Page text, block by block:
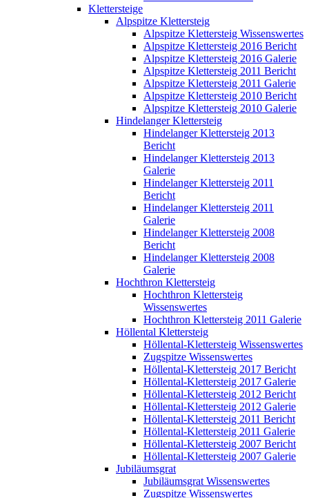
Klettersteige
Alpspitze Klettersteig
Alpspitze Klettersteig Wissenswertes
Alpspitze Klettersteig 2016 Bericht
Alpspitze Klettersteig 2016 Galerie
Alpspitze Klettersteig 2011 Bericht
Alpspitze Klettersteig 2011 Galerie
Alpspitze Klettersteig 2010 Bericht
Alpspitze Klettersteig 2010 Galerie
Hindelanger Klettersteig
Hindelanger Klettersteig 2013
Bericht
Hindelanger Klettersteig 2013
Galerie
Hindelanger Klettersteig 2011
Bericht
Hindelanger Klettersteig 2011
Galerie
Hindelanger Klettersteig 2008
Bericht
Hindelanger Klettersteig 2008
Galerie
Hochthron Klettersteig
Hochthron Klettersteig
Wissenswertes
Hochthron Klettersteig 2011 Galerie
Höllental Klettersteig
Höllental-Klettersteig Wissenswertes
Zugspitze Wissenswertes
Höllental-Klettersteig 2017 Bericht
Höllental-Klettersteig 2017 Galerie
Höllental-Klettersteig 2012 Bericht
Höllental-Klettersteig 2012 Galerie
Höllental-Klettersteig 2011 Bericht
Höllental-Klettersteig 2011 Galerie
Höllental-Klettersteig 2007 Bericht
Höllental-Klettersteig 2007 Galerie
Jubiläumsgrat
Jubiläumsgrat Wissenswertes
Zugspitze Wissenswertes